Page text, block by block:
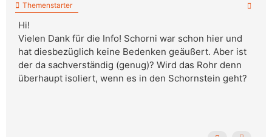
Themenstarter
Hi!
Vielen Dank für die Info! Schorni war schon hier und
hat diesbezüglich keine Bedenken geäußert. Aber ist
der da sachverständig (genug)? Wird das Rohr denn
überhaupt isoliert, wenn es in den Schornstein geht?